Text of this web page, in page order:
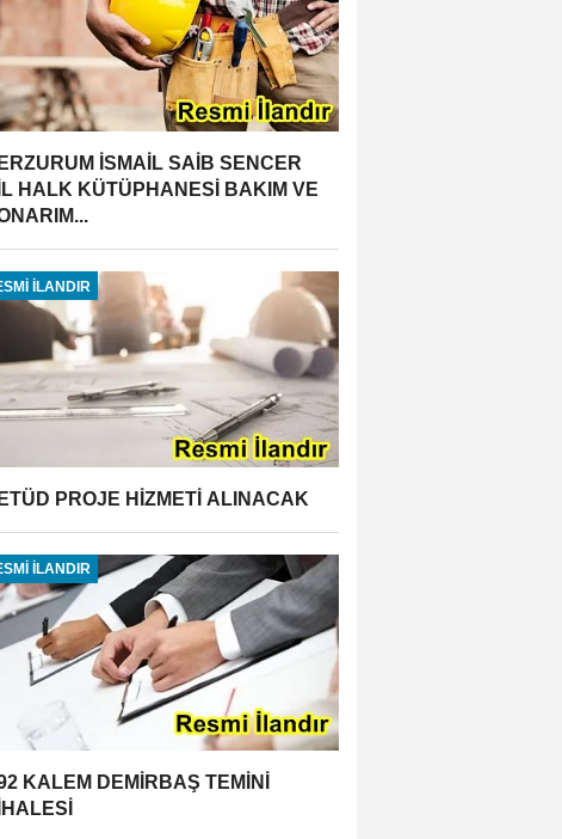
ERZURUM İSMAİL SAİB SENCER
İL HALK KÜTÜPHANESİ BAKIM VE
İLANDIR
ETÜD PROJE HİZMETİ ALINACAK
İLANDIR
KALEM DEMİRBAŞ TEMİNİ
İHALESİ